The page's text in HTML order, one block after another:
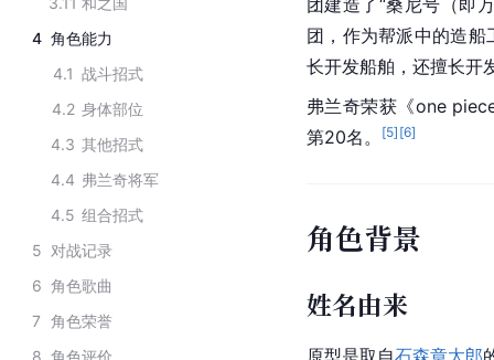
4 角色能力
4.1 战斗招式
4.2 身体部位
4.3 其他招式
4.4 弗兰奇将军
4.5 组合招式
5 对战记录
6 角色歌曲
7 角色荣誉
8 角色评价
团，作为帮派中的造
长开发船舶，还擅长开
弗兰奇荣获《one
第20名。
[5] [6]
角色背景
姓名由来
原型是取自石森章太郎